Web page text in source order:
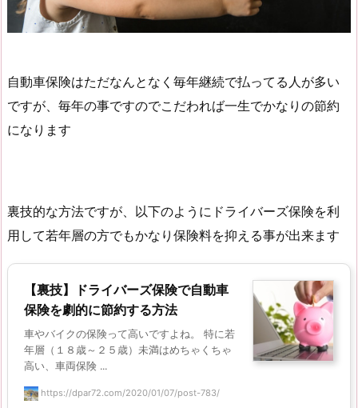
自動車保険はただなんとなく毎年継続で払ってる人が多い
ですが、毎年の事ですのでこだわれば一生でかなりの節約
になります
裏技的な方法ですが、以下のようにドライバーズ保険を利
用して若年層の方でもかなり保険料を抑える事が出来ます
【裏技】ドライバーズ保険で自動車
保険を劇的に節約する方法
車やバイクの保険って高いですよね。 特に若
年層（１８歳～２５歳）未満はめちゃくちゃ
高い、車両保険 ...
https://dpar72.com/2020/01/07/post-783/